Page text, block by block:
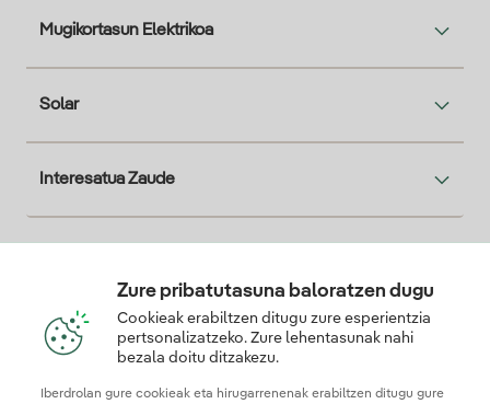
Mugikortasun Elektrikoa
Solar
Interesatua Zaude
Zure pribatutasuna baloratzen dugu
Cookieak erabiltzen ditugu zure esperientzia
pertsonalizatzeko. Zure lehentasunak nahi
bezala doitu ditzakezu.
Iberdrolan gure cookieak eta hirugarrenenak erabiltzen ditugu gure